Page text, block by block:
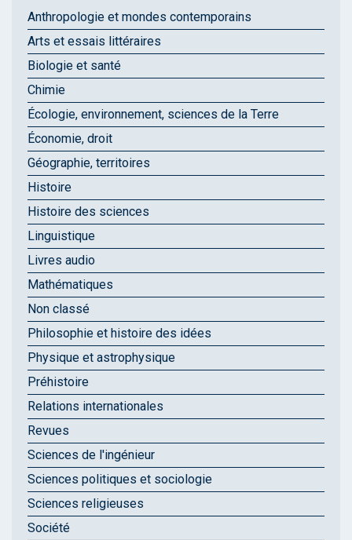
Anthropologie et mondes contemporains
Arts et essais littéraires
Biologie et santé
Chimie
Écologie, environnement, sciences de la Terre
Économie, droit
Géographie, territoires
Histoire
Histoire des sciences
Linguistique
Livres audio
Mathématiques
Non classé
Philosophie et histoire des idées
Physique et astrophysique
Préhistoire
Relations internationales
Revues
Sciences de l'ingénieur
Sciences politiques et sociologie
Sciences religieuses
Société